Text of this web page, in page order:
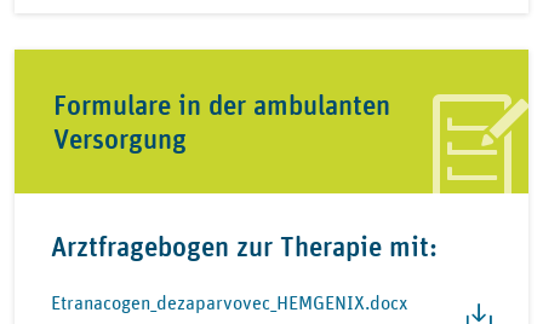
Formulare in der ambulanten
Versorgung
Arztfragebogen zur Therapie mit:
Etranacogen_dezaparvovec_HEMGENIX.docx